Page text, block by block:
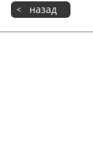
< назад